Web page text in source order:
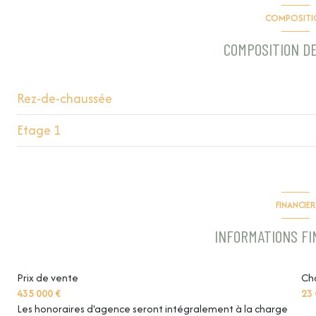
COMPOSITION
Rez-de-chaussée
salon/sejour
Etage 1
salle de bain
WC
FINANCIER
INFORMATIONS
Prix de vente
435 000 €
Les honoraires d'agence seront intégralement à la charge
23